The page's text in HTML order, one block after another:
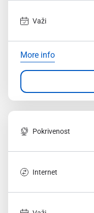
Važi
More info
Pokrivenost
Internet